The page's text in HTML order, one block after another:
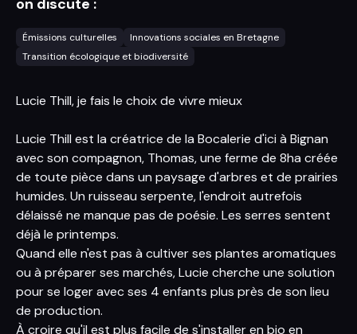
on discute :
Émissions culturelles
Innovations sociales en Bretagne
Transition écologique et biodiversité
Lucie Thill, je fais le choix de vivre mieux
Lucie Thill est la créatrice de la Bocalerie d'ici à Bignan
avec son compagnon, Thomas, une ferme de 8ha créée
de toute pièce dans un paysage d'arbres et de prairies
humides. Un ruisseau serpente, l'endroit autrefois
délaissé ne manque pas de poésie. Les serres sentent
déjà le printemps.
Quand elle n'est pas à cultiver ses plantes aromatiques
ou à préparer ses marchés, Lucie cherche une solution
pour se loger avec ses 4 enfants plus près de son lieu
de production.
À croire qu'il est plus facile de s'installer en bio en